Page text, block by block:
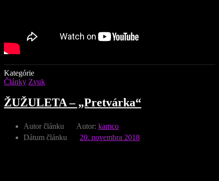
Kategórie
Články Zvuk
ŽUŽULETA – „Pretvárka“
Autor článku Autor: kamco
Dátum článku
20. novembra 2018